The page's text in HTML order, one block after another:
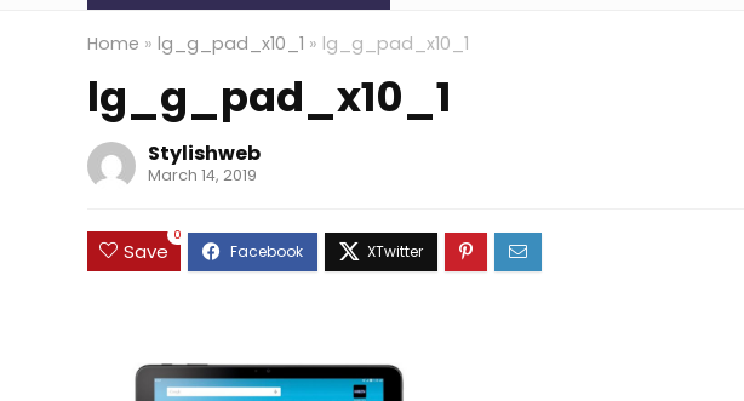
Home » lg_g_pad_x10_1 » lg_g_pad_x10_1
lg_g_pad_x10_1
Stylishweb
March 14, 2019
Save
0